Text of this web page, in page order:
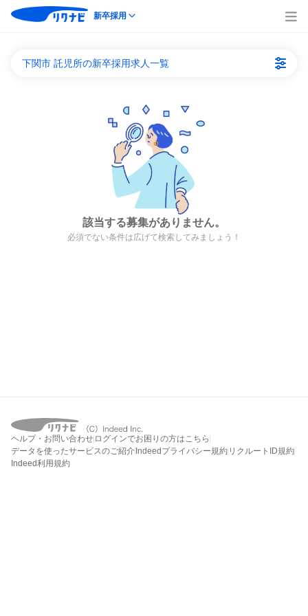
新卒採用
下関市 託児所の新卒採用求人一覧
該当する募集がありません。
必須でない条件は広げて検索してみましょう！
ヘルプ・お問い合わせ ログインでお困りの方はこちら
データを使ったサービスのご紹介 Indeedプライバシー規約 リクルートID規約
Indeed利用規約